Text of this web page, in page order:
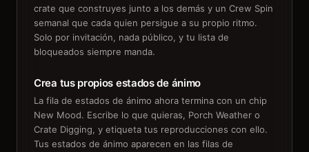
crate que construyes junto a los demás y un Crew Spin
semanal que cada quien persigue a su propio ritmo.
Solo por invitación, nada público, y tu lista de
bloqueados siempre manda.
Crea tus propios estados de ánimo
La fila de estados de ánimo ahora termina con un chip
New Mood. Escribe lo que quieras, Porch Weather o
Crate Digging, y etiqueta tus reproducciones con ello.
Tus estados de ánimo aparecen en las filas de